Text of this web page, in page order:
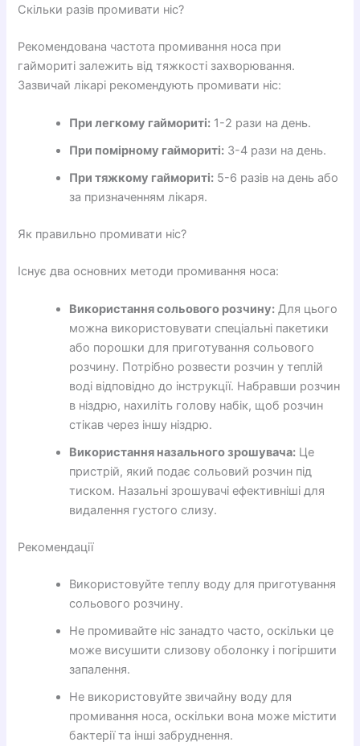
Скільки разів промивати ніс?
Рекомендована частота промивання носа при
гаймориті залежить від тяжкості захворювання.
Зазвичай лікарі рекомендують промивати ніс:
При легкому гаймориті: 1-2 рази на день.
При помірному гаймориті: 3-4 рази на день.
При тяжкому гаймориті: 5-6 разів на день або
за призначенням лікаря.
Як правильно промивати ніс?
Існує два основних методи промивання носа:
Використання сольового розчину: Для цього
можна використовувати спеціальні пакетики
або порошки для приготування сольового
розчину. Потрібно розвести розчин у теплій
воді відповідно до інструкції. Набравши розчин
в ніздрю, нахиліть голову набік, щоб розчин
стікав через іншу ніздрю.
Використання назального зрошувача: Це
пристрій, який подає сольовий розчин під
тиском. Назальні зрошувачі ефективніші для
видалення густого слизу.
Рекомендації
Використовуйте теплу воду для приготування
сольового розчину.
Не промивайте ніс занадто часто, оскільки це
може висушити слизову оболонку і погіршити
запалення.
Не використовуйте звичайну воду для
промивання носа, оскільки вона може містити
бактерії та інші забруднення.